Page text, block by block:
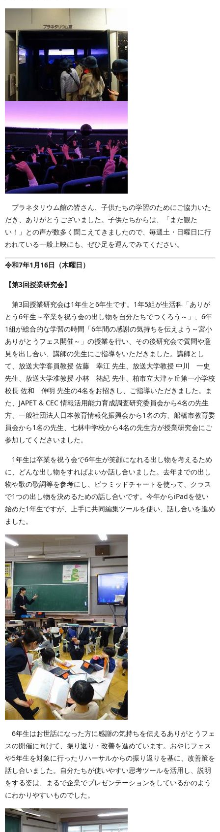
プラネタリウム館の皆さん、子供たちの学習のためにご協力いた
だき、ありがとうございました。子供たちからは、「また観た
い！」との声が数多く聞こえてきましたので、毎週土・日曜日に行
われている一般上映にも、ぜひ足を運んでみてください。
令和7年1月16日（木曜日）
【第3回授業研究会】
第3回授業研究会は1年生と6年生です。1年5組が生活科「ありが
とう6年生～卒業を祝う会の出し物を自分たちでつくろう～」、6年
1組が総合的な学習の時間「6年間の感謝の気持ちを伝えよう～宮小
ありがとうフェス開催～」の授業を行い、その後研究会で質問や意
見を出し合い、講師の先生にご指導をいただきました。講師とし
て、放送大学客員教授 佐藤 幸江 先生、放送大学教授 中川 一史
先生、放送大学准教授 小林 祐紀 先生、柏市立大津ヶ丘第一小学校
校長 佐和 伸明 先生の4名をお招きし、ご指導いただきました。ま
た、JAPET & CEC 情報活用能力育成調査研究委員会から4名の先生
方、一般社団法人日本教育情報化振興会から1名の方、船橋市教育委
員会から1名の先生、七林中学校から4名の先生方が授業研究会にご
参加してくださいました。
1年生は卒業を祝う会で6年生が笑顔になれる出し物を考えるため
に、どんな出し物をすればよいか話し合いました。去年までの出し
物や歌の歌詞等を参考にし、ピラミッドチャートを使って、クラス
で1つの出し物を決めるための話し合いです。今年からiPadを使い
始めた1年生ですが、上手に共同編集ツールを使い、話し合いを進め
ました。
6年生はお世話になった方に感謝の気持ちを伝えるありがとうフェ
スの開催に向けて、振り返り・改善を進めています。おやじフェス
や5年生を対象に行ったリハーサルからの振り返りを基に、改善策を
話し合いました。自分たちが使いやすい思考ツールを活用し、説明
をする姿は、まるで企業でプレゼンテーションをしているかのよう
にわかりやすいものでした。